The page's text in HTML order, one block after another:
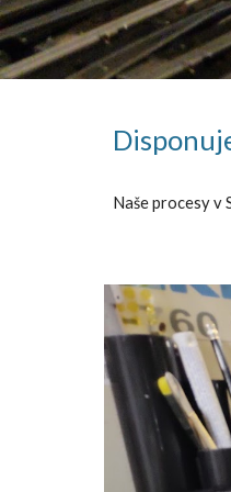
Naše procesy v